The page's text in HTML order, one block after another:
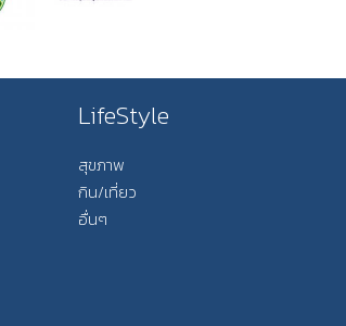
LifeStyle
สุขภาพ
กิน/เที่ยว
อื่นๆ